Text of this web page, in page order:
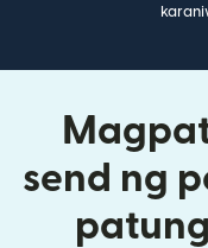
send ng